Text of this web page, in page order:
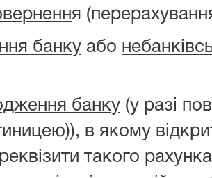
я
банку або
банку (у разі
в якому
такого